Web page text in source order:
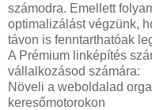
számodra. Emellett
optimalizálást végzünk,
távon is fenntarthatóak
A Prémium linképítés
vállalkozásod számára:
Növeli a weboldalad
keresőmotorokon